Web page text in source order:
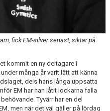
fick EM-silver senast, siktar på
kommit en ny deltagare i
många år varit lätt att känna
dels hans långa uppsatta
EM har han låtit lockarna falla
Tyvärr har en del
men när det väl gäller på lördag